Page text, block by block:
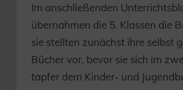
Im anschließenden
übernahmen die 5. Klassen die
sie stellten zunächst ihre selbst
Bücher vor, bevor sie sich im
tapfer dem Kinder- und